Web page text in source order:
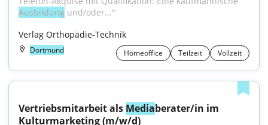
Ausbildung und/oder..."
Verlag Orthopädie-Technik
Dortmund Homeoffice Teilzeit Vollzeit
Vertriebsmitarbeit als Mediaberater/in im
Kulturmarketing (m/w/d)